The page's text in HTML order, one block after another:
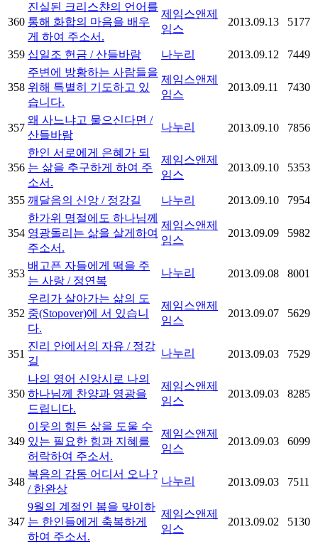
360
진실된 크리스챤의 언어를
통해 화합의 마음을 배우
게 하여 주소서.
제임스앤제
임스
2013.09.13 5177
359 십일조 헌금 / 산들바람 나누리 2013.09.12 7449
358
주변에 방황하는 사람들을
위해 특별히 기도하고 있
습니다.
제임스앤제
임스
2013.09.11 7430
357
왜 사느냐고 물으신다면 /
산들바람
나누리 2013.09.10 7856
356
한인 서로에게 은혜가 되
는 삶을 추구하게 하여 주
소서.
제임스앤제
임스
2013.09.10 5353
355 깨달음의 신앙 / 정강길 나누리 2013.09.10 7954
354
한가위 명절에도 하나님께
영광돌리는 삶을 살게하여
주소서.
제임스앤제
임스
2013.09.09 5982
353
배고픈 자들에게 떡을 주
는 사랑 / 정연복
나누리 2013.09.08 8001
352
우리가 살아가는 삶의 도
중(Stopover)에 서 있습니
다.
제임스앤제
임스
2013.09.07 5629
351
진리 안에서의 자유 / 정강
길
나누리 2013.09.03 7529
350
나의 영어 신앙시로 나의
하나님께 찬양과 영광을
드립니다.
제임스앤제
임스
2013.09.03 8285
349
이웃의 힘든 삶을 도울 수
있는 필요한 힘과 지혜를
허락하여 주소서.
제임스앤제
임스
2013.09.03 6099
348
복음의 감동 어디서 오나 ?
/ 한완상
나누리 2013.09.03 7511
347
9월의 계절인 봄을 맞이하
는 한인들에게 축복하게
하여 주소서.
제임스앤제
임스
2013.09.02 5130